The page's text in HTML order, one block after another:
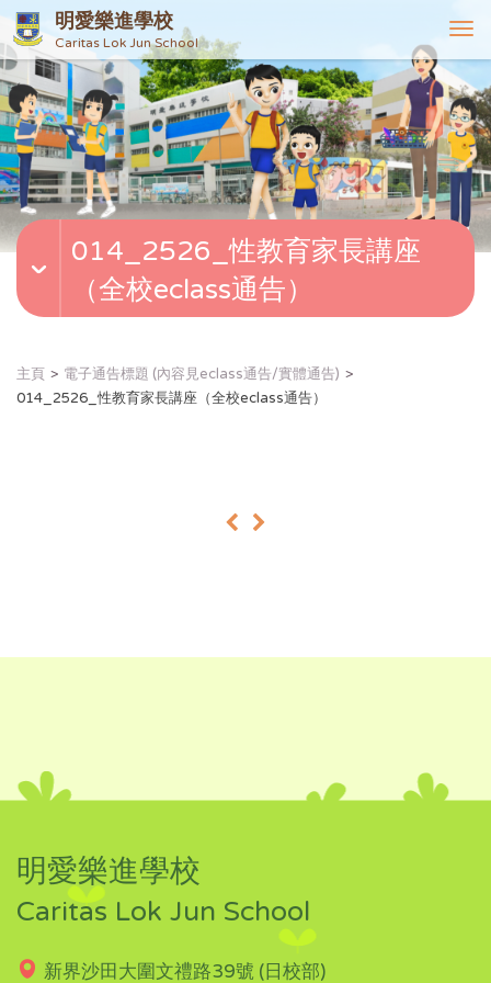
明愛樂進學校
Caritas Lok Jun School
T
o
g
g
l
e
n
v
014_2526_性教育家長講座
（全校eclass通告）
主頁
電子通告標題 (內容見eclass通告/實體通告)
014_2526_性教育家長講座（全校eclass通告）
« »
明愛樂進學校
Caritas Lok Jun School
新界沙田大圍文禮路39號 (日校部)